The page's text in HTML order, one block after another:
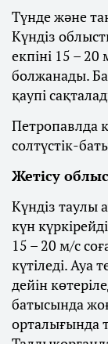
Түнде және
Күндіз
екпіні 15 – 20
болжанады.
қаупі
Петропавлда
солтүстік-
Жетісу
Күндіз таулы
күн
15 – 20 м/с
күтіледі. Ауа
дейін
батысында
орталығында